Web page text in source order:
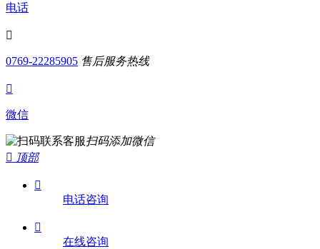
电话

0769-22285905 售后服务热线

微信
扫码添加微信
 顶部

电话咨询

在线咨询